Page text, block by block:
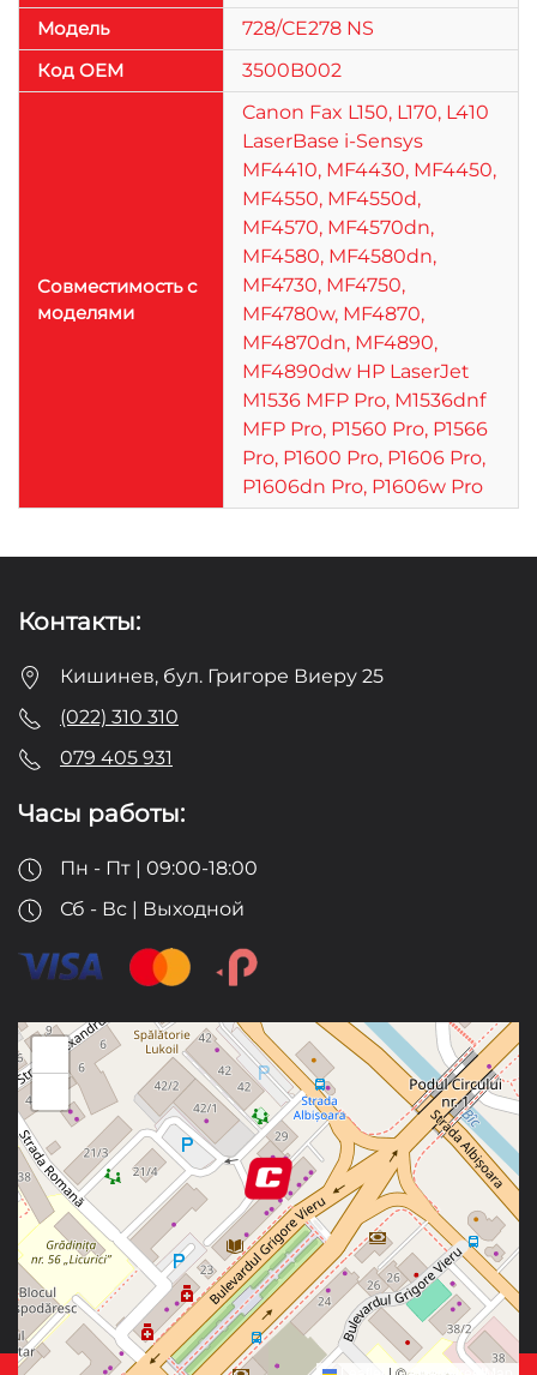
Модель
728/CE278 NS
Код OEM
3500B002
Совместимость с
моделями
Canon Fax L150, L170, L410
LaserBase i-Sensys
MF4410, MF4430, MF4450,
MF4550, MF4550d,
MF4570, MF4570dn,
MF4580, MF4580dn,
MF4730, MF4750,
MF4780w, MF4870,
MF4870dn, MF4890,
MF4890dw HP LaserJet
M1536 MFP Pro, M1536dnf
MFP Pro, P1560 Pro, P1566
Pro, P1600 Pro, P1606 Pro,
P1606dn Pro, P1606w Pro
Контакты:
Кишинев, бул. Григоре Виеру 25
(022) 310 310
079 405 931
Часы работы:
Пн - Пт | 09:00-18:00
Сб - Вс | Выходной